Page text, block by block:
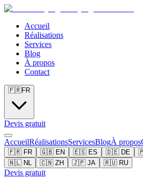
Accueil
Réalisations
Services
Blog
À propos
Contact
🇫🇷FR
Devis gratuit
AccueilRéalisationsServicesBlogÀ propos
🇫🇷 FR 🇬🇧 EN 🇪🇸 ES 🇩🇪 DE
🇳🇱 NL 🇨🇳 ZH 🇯🇵 JA 🇷🇺 RU
Devis gratuit